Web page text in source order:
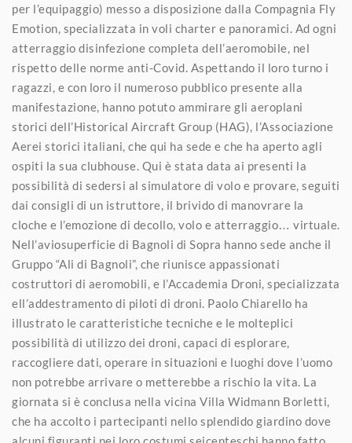
per l’equipaggio) messo a disposizione dalla Compagnia Fly
Emotion, specializzata in voli charter e panoramici. Ad ogni
atterraggio disinfezione completa dell’aeromobile, nel
rispetto delle norme anti-Covid. Aspettando il loro turno i
ragazzi, e con loro il numeroso pubblico presente alla
manifestazione, hanno potuto ammirare gli aeroplani
storici dell’Historical Aircraft Group (HAG), l’Associazione
Aerei storici italiani, che qui ha sede e che ha aperto agli
ospiti la sua clubhouse. Qui è stata data ai presenti la
possibilità di sedersi al simulatore di volo e provare, seguiti
dai consigli di un istruttore, il brivido di manovrare la
cloche e l’emozione di decollo, volo e atterraggio… virtuale.
Nell’aviosuperficie di Bagnoli di Sopra hanno sede anche il
Gruppo “Ali di Bagnoli”, che riunisce appassionati
costruttori di aeromobili, e l’Accademia Droni, specializzata
ell’addestramento di piloti di droni. Paolo Chiarello ha
illustrato le caratteristiche tecniche e le molteplici
possibilità di utilizzo dei droni, capaci di esplorare,
raccogliere dati, operare in situazioni e luoghi dove l’uomo
non potrebbe arrivare o metterebbe a rischio la vita. La
giornata si è conclusa nella vicina Villa Widmann Borletti,
che ha accolto i partecipanti nello splendido giardino dove